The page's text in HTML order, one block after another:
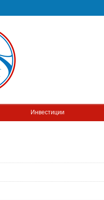
Инвестиции